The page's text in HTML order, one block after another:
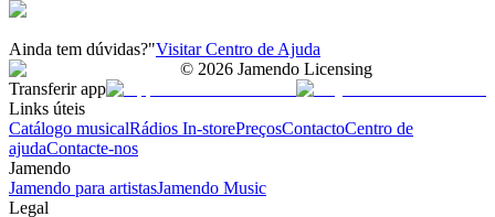
Ainda tem dúvidas?"Visitar Centro de Ajuda
© 2026 Jamendo Licensing
Transferir app
Links úteis
Catálogo musicalRádios In-storePreçosContactoCentro de
ajudaContacte-nos
Jamendo
Jamendo para artistasJamendo Music
Legal